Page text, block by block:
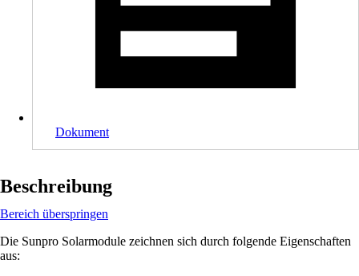
Dokument
Beschreibung
Bereich überspringen
Die Sunpro Solarmodule zeichnen sich durch folgende Eigenschaften
aus: